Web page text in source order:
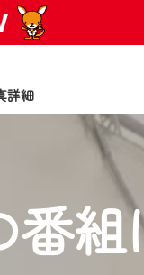
詳細
番
02
信サービス『